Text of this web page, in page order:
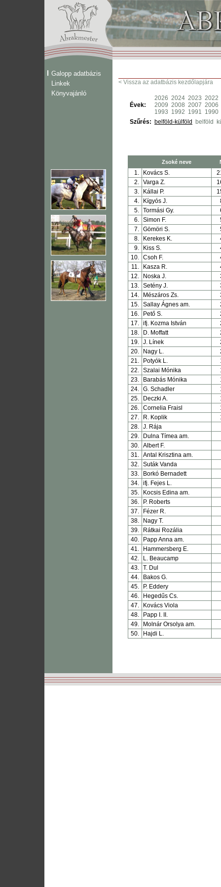
Galopp adatbázis
Linkek
Könyvajánló
< Vissza az adatbázis kezdőlapjára
Évek:
2026 2024 2023 2022
2009 2008 2007 2006
1993 1992 1991 1990
Szűrés: belföld-külföld belföld
Zsoké neve
1. Kovács S.
2. Varga Z.
3.
Kállai P.
4.
Kígyós J.
5. Tormási Gy.
6. Simon F.
7. Gömöri S.
8.
Kerekes K.
9.
Kiss S.
10. Csoh F.
11.
Kasza R.
12.
Noska J.
13. Setény J.
14.
Mészáros Zs.
15. Sallay Ágnes am.
16.
Pető S.
17. ifj. Kozma István
18.
D. Moffatt
19. J. Línek
20.
Nagy L.
21.
Potyók L.
22. Szalai Mónika
23.
Barabás Mónika
24. G. Schadler
25.
Deczki A.
26. Cornelia Fraisl
27.
R. Koplik
28. J. Rája
29.
Dulna Tímea am.
30. Albert F.
31. Antal Krisztina am.
32. Suták Vanda
33.
Borkó Bernadett
34. ifj. Fejes L.
35.
Kocsis Edina am.
36.
P. Roberts
37.
Fézer R.
38.
Nagy T.
39.
Rátkai Rozália
40.
Papp Anna am.
41.
Hammersberg E.
42.
L. Beaucamp
43. T. Dul
44.
Bakos G.
45.
P. Eddery
46.
Hegedűs Cs.
47.
Kovács Viola
48.
Papp I. II.
49.
Molnár Orsolya am.
50.
Hajdi L.